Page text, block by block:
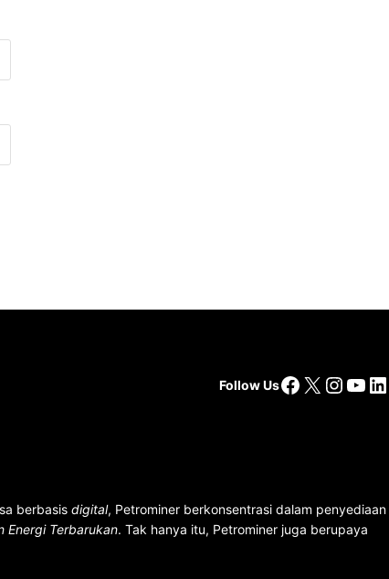
Follow UsFacebook
X
berbasis digital, Petrominer berkonsentrasi dalam penyediaan
Energi Terbarukan. Tak hanya itu, Petrominer juga berupaya